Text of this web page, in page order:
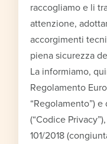
raccogliamo e li
attenzione,
accorgimenti
piena sicurezza
La informiamo,
Regolamento
“Regolamento”)
(“Codice
101/2018